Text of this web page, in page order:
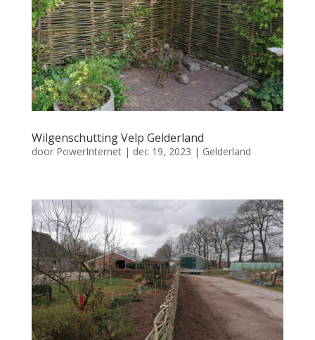
Wilgenschutting Velp Gelderland
door PowerInternet| dec 19, 2023 | Gelderland